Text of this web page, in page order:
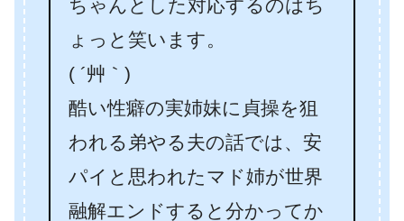
ちゃんとした対応するのはち
ょっと笑います。
( ´艸｀)
酷い性癖の実姉妹に貞操を狙
われる弟やる夫の話では、安
パイと思われたマド姉が世界
融解エンドすると分かってか